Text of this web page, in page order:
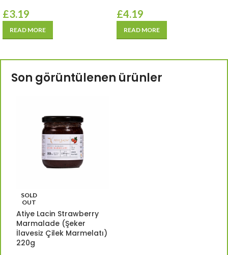
£3.19
READ MORE
£4.19
READ MORE
Son görüntülenen ürünler
SOLD
OUT
Atiye Lacin Strawberry
Marmalade (Şeker
İlavesiz Çilek Marmelatı)
220g